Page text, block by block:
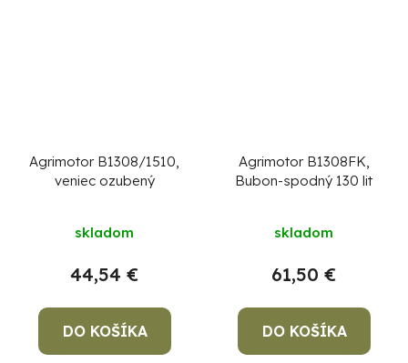
Agrimotor B1308/1510,
veniec ozubený
skladom
44,54 €
DO KOŠÍKA
Agrimotor B1308FK,
Bubon-spodný 130 lit
skladom
61,50 €
DO KOŠÍKA